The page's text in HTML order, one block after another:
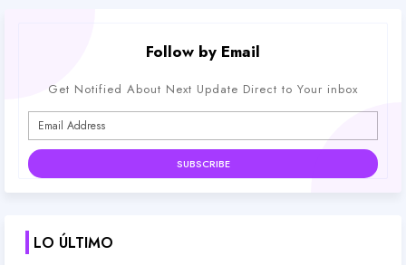
Follow by Email
Get Notified About Next Update Direct to Your inbox
LO ÚLTIMO